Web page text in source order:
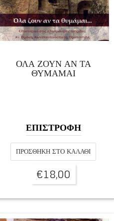
ΟΛΑ ΖΟΥΝ ΑΝ ΤΑ
ΘΥΜΑΜΑΙ
ΕΠΙΣΤΡΟΦΗ
ΠΡΟΣΘΉΚΗ ΣΤΟ ΚΑΛΆΘΙ
€18,00